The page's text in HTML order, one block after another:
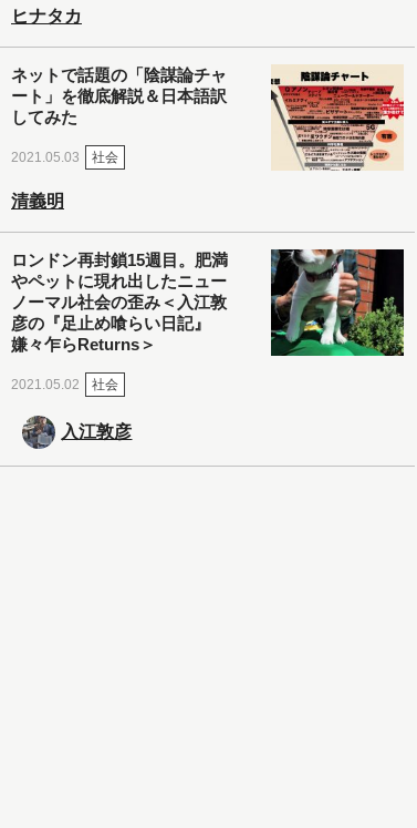
ヒナタカ
ネットで話題の「陰謀論チャ
ート」を徹底解説＆日本語訳
してみた
2021.05.03 社会
清義明
ロンドン再封鎖15週目。肥満
やペットに現れ出したニュー
ノーマル社会の歪み＜入江敦
彦の『足止め喰らい日記』
嫌々乍らReturns＞
2021.05.02 社会
入江敦彦